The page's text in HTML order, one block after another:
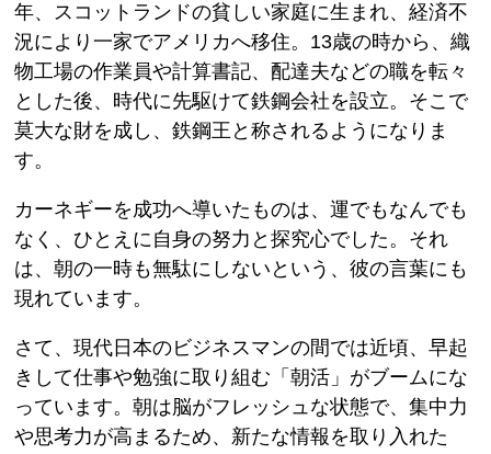
年、スコットランドの貧しい家庭に生まれ、経済不
況により一家でアメリカへ移住。13歳の時から、織
物工場の作業員や計算書記、配達夫などの職を転々
とした後、時代に先駆けて鉄鋼会社を設立。そこで
莫大な財を成し、鉄鋼王と称されるようになりま
す。
カーネギーを成功へ導いたものは、運でもなんでも
なく、ひとえに自身の努力と探究心でした。それ
は、朝の一時も無駄にしないという、彼の言葉にも
現れています。
さて、現代日本のビジネスマンの間では近頃、早起
きして仕事や勉強に取り組む「朝活」がブームにな
っています。朝は脳がフレッシュな状態で、集中力
や思考力が高まるため、新たな情報を取り入れた